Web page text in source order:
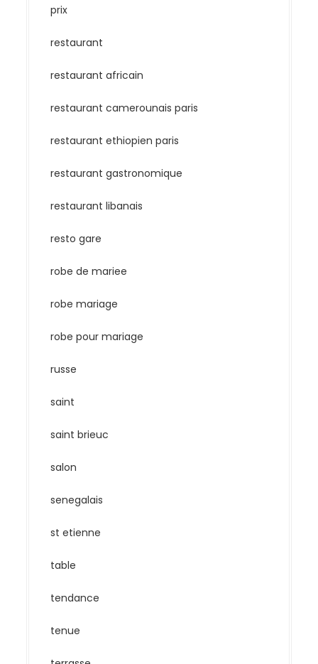
prix
restaurant
restaurant africain
restaurant camerounais paris
restaurant ethiopien paris
restaurant gastronomique
restaurant libanais
resto gare
robe de mariee
robe mariage
robe pour mariage
russe
saint
saint brieuc
salon
senegalais
st etienne
table
tendance
tenue